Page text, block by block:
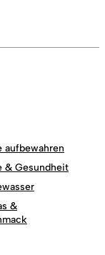
aufbewahren
& Gesundheit
&